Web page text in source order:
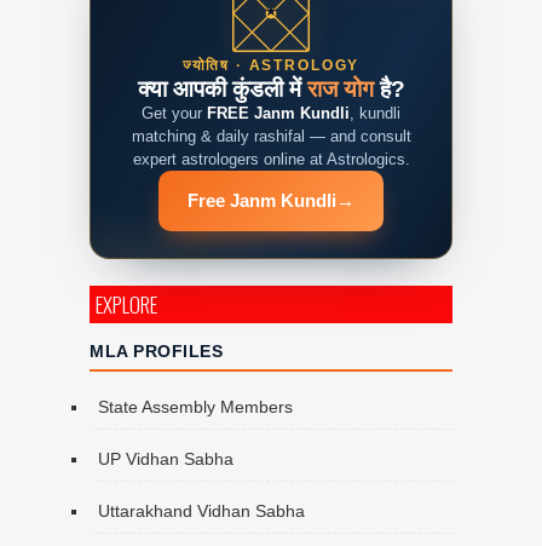
ज्योतिष · ASTROLOGY
क्या आपकी कुंडली मेंराज योगहै?
Get your FREE Janm Kundli, kundli
matching & daily rashifal — and consult
expert astrologers online at Astrologics.
Free Janm Kundli →
EXPLORE
MLA PROFILES
State Assembly Members
UP Vidhan Sabha
Uttarakhand Vidhan Sabha